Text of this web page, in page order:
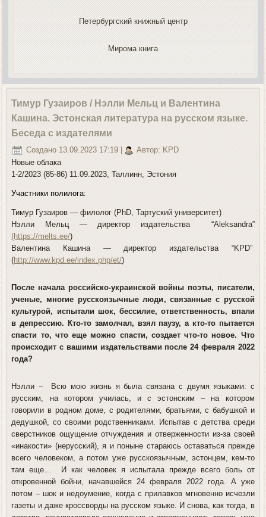
Петербургский книжный центр
Мирома книга
Тимур Гузаиров / Нэлли Мельц и Валентина
Кашина. Эстонская литература на русском языке.
Беседа с издателями
Создано 13.09.2023 17:19
Автор: KPD
Новые oблака
1-2/2023 (85-86) 11.09.2023, Таллинн, Эстония
Участники полилога:
Тимур Гузаиров — филолог (PhD, Тартуский университет)
Нэлли Мельц — директор издательства “Aleksandra”
(https://melts.ee/)
Валентина Кашина — директор издательства “KPD”
(http://www.kpd.ee/index.php/et/)
После начала российско-украинской войны поэты, писатели,
ученые, многие русскоязычные люди, связанные с русской
культурой, испытали шок, бессилие, ответственность, впали
в депрессию. Кто-то замолчал, взял паузу, а кто-то пытается
спасти то, что еще можно спасти, создает что-то новое. Что
происходит с вашими издательствами после 24 февраля 2022
года?
Нэлли – Всю мою жизнь я была связана с двумя языками: с
русским, на котором училась, и с эстонским – на котором
говорили в родном доме, с родителями, братьями, с бабушкой и
дедушкой, со своими родственниками. Испытав с детства среди
сверстников ощущение отчуждения и отверженности из-за своей
«инакости» (нерусский), я и поныне стараюсь оставаться прежде
всего человеком, а потом уже русскоязычным, эстонцем, кем-то
там еще… И как человек я испытала прежде всего боль от
откровенной бойни, начавшейся 24 февраля 2022 года. А уже
потом – шок и недоумение, когда с прилавков мгновенно исчезли
газеты и даже кроссворды на русском языке. И снова, как тогда, в